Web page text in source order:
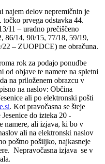
najem delov nepremičnin je
prvega odstavka 44.
11 – uradno prečiščeno
86/14, 90/15, 77/18, 59/19,
– ZUOPDCE) ne obračuna.
rok za podajo ponudbe
od objave te namere na spletni
na priloženem obrazcu v
na naslov: Občina
ali po elektronski pošti
. Kot pravočasna se šteje
do izteka 20 -
namere, ali izjava, ki bo v
ali na elektronski naslov
poštno pošiljko, najkasneje
Nepravočasna izjava se v